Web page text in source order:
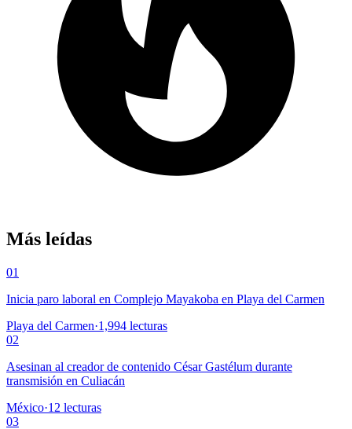
Más leídas
01
Inicia paro laboral en Complejo Mayakoba en Playa del Carmen
Playa del Carmen·1,994 lecturas
02
Asesinan al creador de contenido César Gastélum durante
transmisión en Culiacán
México·12 lecturas
03